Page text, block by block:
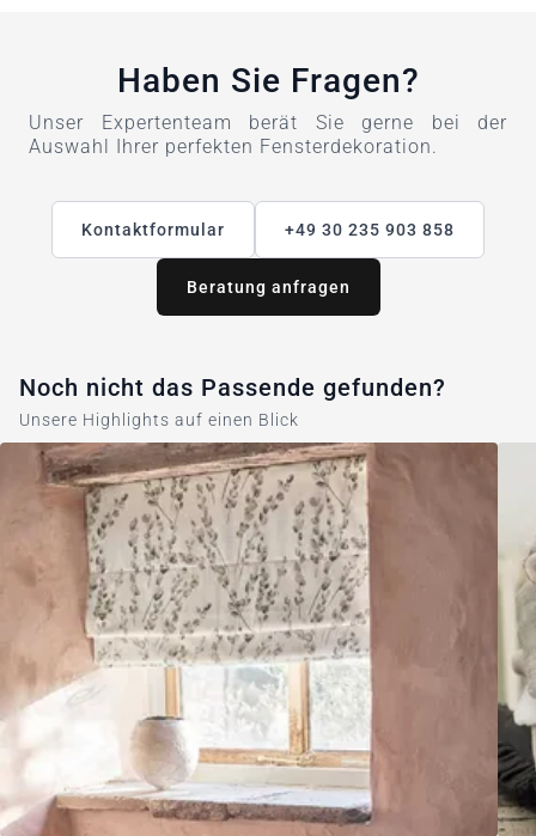
Haben Sie Fragen?
Unser Expertenteam berät Sie gerne bei der
Auswahl Ihrer perfekten Fensterdekoration.
Kontaktformular +49 30 235 903 858
Beratung anfragen
Noch nicht das Passende gefunden?
Unsere Highlights auf einen Blick